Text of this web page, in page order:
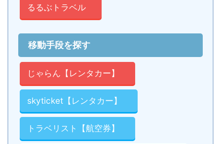
るるぶトラベル
移動手段を探す
じゃらん【レンタカー】
skyticket【レンタカー】
トラベリスト【航空券】